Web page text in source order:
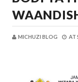
MICHUZI BLOG AT